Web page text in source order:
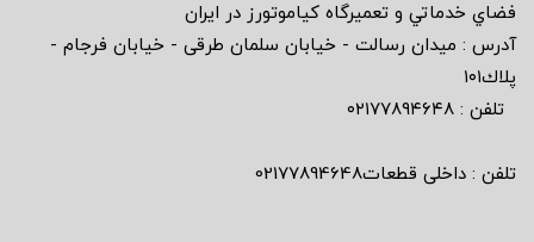
فضاي خدماتي و تعميرگاه كياموتورز در ايران
آدرس : ميدان رسالت - خيابان سلمان طرقى - خيابان فرجام -
پلاك١٠١
تلفن : ٠٢١٧٧٨٩٤٦٤٨
تلفن : داخلی قطعات02177894648